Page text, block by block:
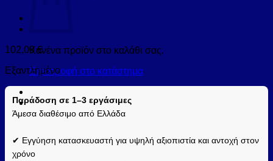
Κανένα προϊόν στο καλάθι σας.
Επιστροφή στο κατάστημα
102,00€
Εξαντλημένο
Παράδοση σε 1–3 εργάσιμες
Άμεσα διαθέσιμο από Ελλάδα
✔ Εγγύηση κατασκευαστή για υψηλή αξιοπιστία και αντοχή στον
χρόνο